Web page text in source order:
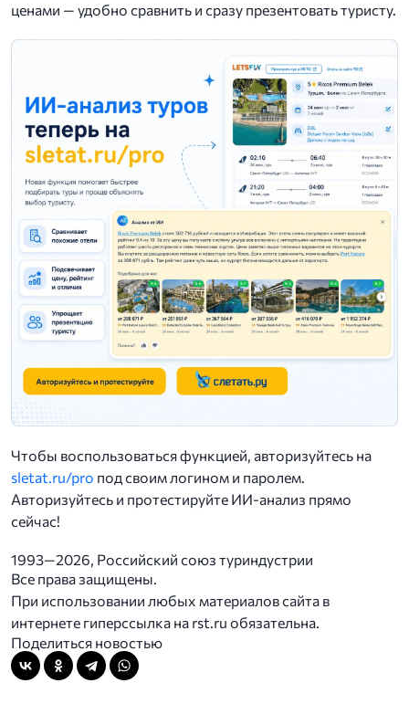
ценами — удобно сравнить и сразу презентовать туристу.
Чтобы воспользоваться функцией, авторизуйтесь на
sletat.ru/pro под своим логином и паролем.
Авторизуйтесь и протестируйте ИИ-анализ прямо
сейчас!
1993—2026, Российский союз туриндустрии
Все права защищены.
При использовании любых материалов сайта в
интернете гиперссылка на rst.ru обязательна.
Поделиться новостью